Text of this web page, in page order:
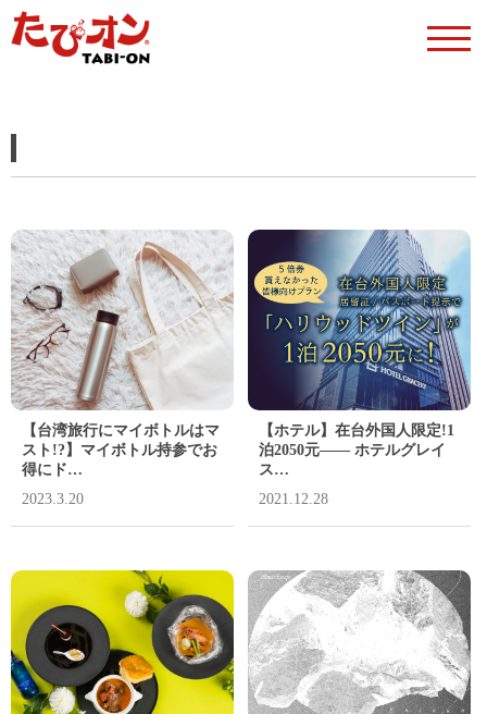
【台湾旅行にマイボトルはマ
スト!?】マイボトル持参でお
得にド…
2023.3.20
【ホテル】在台外国人限定!1
泊2050元―― ホテルグレイ
ス…
2021.12.28